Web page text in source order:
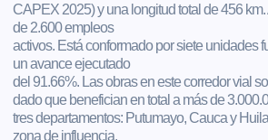
CAPEX 2025) y una longitud total de 456
de 2.600 empleos
activos. Está conformado por siete unidades
un avance ejecutado
del 91.66%. Las obras en este corredor vial
dado que benefician en total a más de
tres departamentos: Putumayo, Cauca y
zona de influencia.